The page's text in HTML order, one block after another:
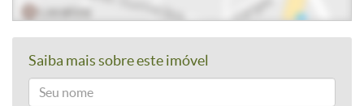
Saiba mais sobre este imóvel